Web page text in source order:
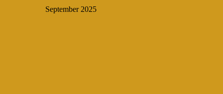
September 2025